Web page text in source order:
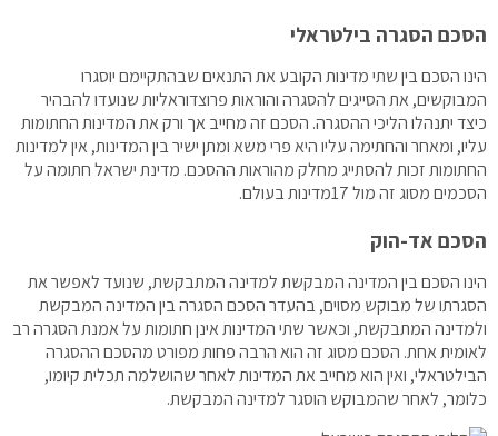
הסכם הסגרה בילטראלי
הינו הסכם בין שתי מדינות הקובע את התנאים שבהתקיימם יוסגרו
המבוקשים, את הסייגים להסגרה והוראות פרוצדוראליות שנועדו להבהיר
כיצד יתנהלו הליכי ההסגרה. הסכם זה מחייב אך ורק את המדינות החתומות
עליו, ומאחר והחתימה עליו היא פרי משא ומתן ישיר בין המדינות, אין למדינות
החתומות זכות להסתייג מחלק מהוראות ההסכם. מדינת ישראל חתומה על
הסכמים מסוג זה מול 17מדינות בעולם.
הסכם אד-הוק
הינו הסכם בין המדינה המבקשת למדינה המתבקשת, שנועד לאפשר את
הסגרתו של מבוקש מסוים, בהעדר הסכם הסגרה בין המדינה המבקשת
ולמדינה המתבקשת, וכאשר שתי המדינות אינן חתומות על אמנת הסגרה רב
לאומית אחת. הסכם מסוג זה הוא הרבה פחות מפורט מהסכם ההסגרה
הבילטראלי, ואין הוא מחייב את המדינות לאחר שהושלמה תכלית קיומו,
כלומר, לאחר שהמבוקש הוסגר למדינה המבקשת.